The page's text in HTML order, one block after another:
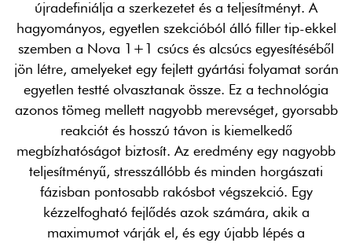
újradefiniálja a szerkezetet és a teljesítményt. A
hagyományos, egyetlen szekcióból álló filler tip-ekkel
szemben a Nova 1+1 csúcs és alcsúcs egyesítéséből
jön létre, amelyeket egy fejlett gyártási folyamat során
egyetlen testté olvasztanak össze. Ez a technológia
azonos tömeg mellett nagyobb merevséget, gyorsabb
reakciót és hosszú távon is kiemelkedő
megbízhatóságot biztosít. Az eredmény egy nagyobb
teljesítményű, stresszállóbb és minden horgászati
fázisban pontosabb rakósbot végszekció. Egy
kézzelfogható fejlődés azok számára, akik a
maximumot várják el, és egy újabb lépés a